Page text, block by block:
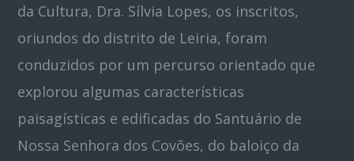
da Cultura, Dra. Sílvia Lopes, os inscritos,
oriundos do distrito de Leiria, foram
conduzidos por um percurso orientado que
explorou algumas características
paisagísticas e edificadas do Santuário de
Nossa Senhora dos Covões, do baloiço da